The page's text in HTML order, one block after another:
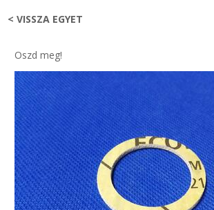
IPARI KARIMA TÖMÍTÉS
TÖMÍTŐ TÁBLA - SZIGETELŐ LEMEZ
GUMILEMEZ - FILC - HÓTOLÓ
TÖMÍTŐ ZSINÓR - RAGASZTÓ
Hírek
Kapcsolat
ÁSZF
< VISSZA EGYET
Oszd meg!